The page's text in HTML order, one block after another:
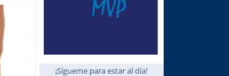
¡Sígueme para estar al día!